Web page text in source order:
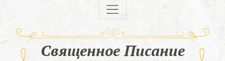
Священное Писание